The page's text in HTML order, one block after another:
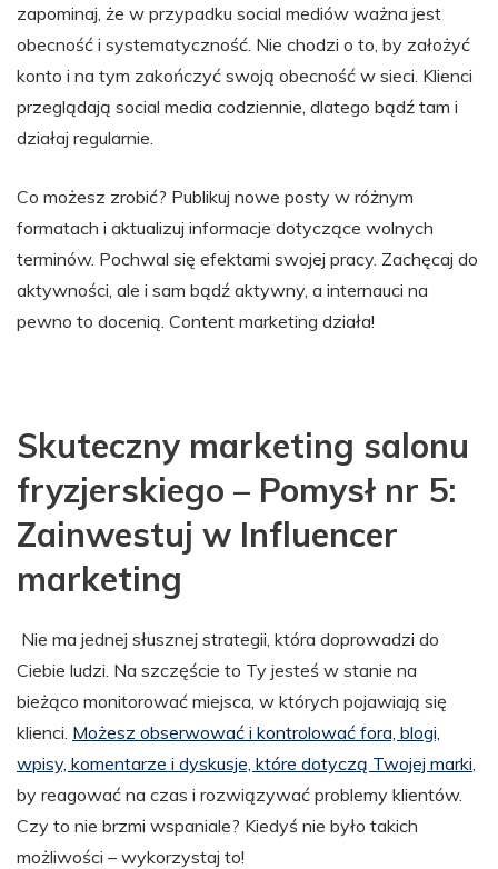
zapominaj, że w przypadku social mediów ważna jest
obecność i systematyczność. Nie chodzi o to, by założyć
konto i na tym zakończyć swoją obecność w sieci. Klienci
przeglądają social media codziennie, dlatego bądź tam i
działaj regularnie.
Co możesz zrobić? Publikuj nowe posty w różnym
formatach i aktualizuj informacje dotyczące wolnych
terminów. Pochwal się efektami swojej pracy. Zachęcaj do
aktywności, ale i sam bądź aktywny, a internauci na
pewno to docenią. Content marketing działa!
Skuteczny marketing salonu
fryzjerskiego – Pomysł nr 5:
Zainwestuj w Influencer
marketing
Nie ma jednej słusznej strategii, która doprowadzi do
Ciebie ludzi. Na szczęście to Ty jesteś w stanie na
bieżąco monitorować miejsca, w których pojawiają się
klienci. Możesz obserwować i kontrolować fora, blogi,
wpisy, komentarze i dyskusje, które dotyczą Twojej marki
by reagować na czas i rozwiązywać problemy klientów.
Czy to nie brzmi wspaniale? Kiedyś nie było takich
możliwości – wykorzystaj to!